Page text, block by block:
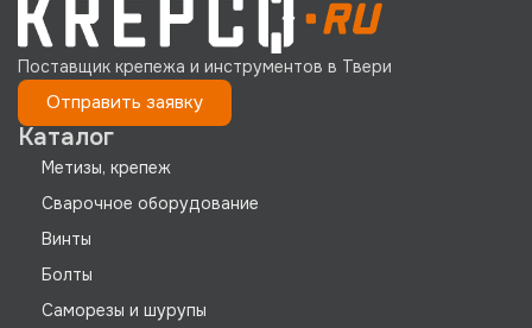
Поставщик крепежа и инструментов в Твери
Отправить заявку
Каталог
Метизы, крепеж
Сварочное оборудование
Винты
Болты
Саморезы и шурупы